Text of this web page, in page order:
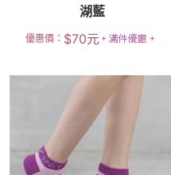
湖藍
優惠價： $70元